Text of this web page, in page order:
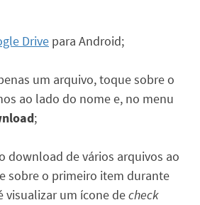
Drive para Android;
um arquivo, toque sobre o
ao lado do nome e, no menu
;
download de vários arquivos ao
sobre o primeiro item durante
visualizar um ícone decheck